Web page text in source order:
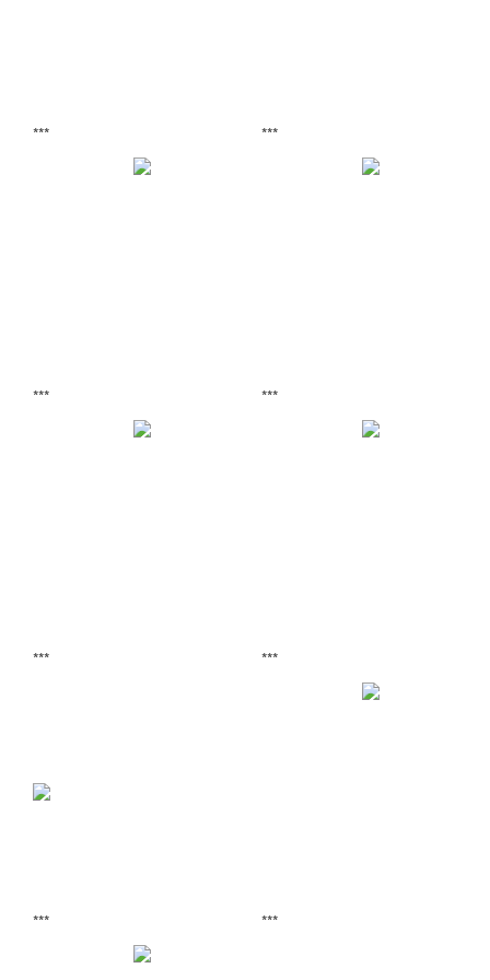
*** ***
*** ***
*** ***
*** ***